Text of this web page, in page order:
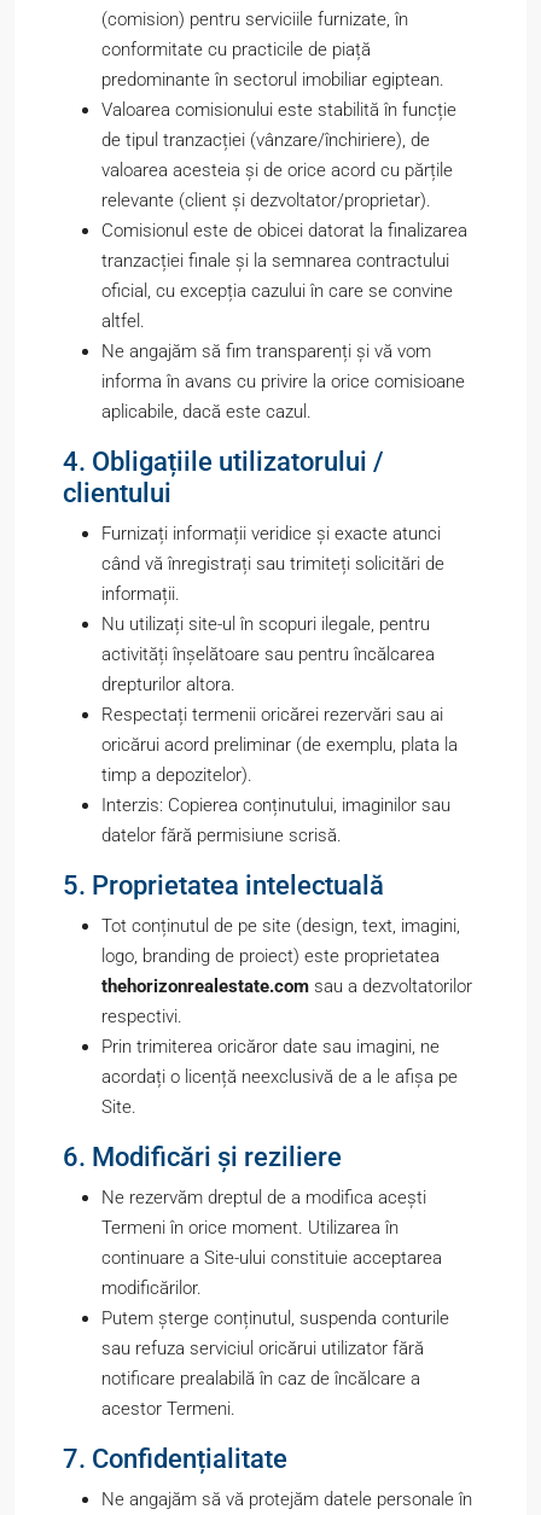
(comision) pentru serviciile furnizate, în
conformitate cu practicile de piață
predominante în sectorul imobiliar egiptean.
Valoarea comisionului este stabilită în funcție
de tipul tranzacției (vânzare/închiriere), de
valoarea acesteia și de orice acord cu părțile
relevante (client și dezvoltator/proprietar).
Comisionul este de obicei datorat la finalizarea
tranzacției finale și la semnarea contractului
oficial, cu excepția cazului în care se convine
altfel.
Ne angajăm să fim transparenți și vă vom
informa în avans cu privire la orice comisioane
aplicabile, dacă este cazul.
4. Obligațiile utilizatorului /
clientului
Furnizați informații veridice și exacte atunci
când vă înregistrați sau trimiteți solicitări de
informații.
Nu utilizați site-ul în scopuri ilegale, pentru
activități înșelătoare sau pentru încălcarea
drepturilor altora.
Respectați termenii oricărei rezervări sau ai
oricărui acord preliminar (de exemplu, plata la
timp a depozitelor).
Interzis: Copierea conținutului, imaginilor sau
datelor fără permisiune scrisă.
5. Proprietatea intelectuală
Tot conținutul de pe site (design, text, imagini,
logo, branding de proiect) este proprietatea
thehorizonrealestate.com sau a dezvoltatorilor
respectivi.
Prin trimiterea oricăror date sau imagini, ne
acordați o licență neexclusivă de a le afișa pe
Site.
6. Modificări și reziliere
Ne rezervăm dreptul de a modifica acești
Termeni în orice moment. Utilizarea în
continuare a Site-ului constituie acceptarea
modificărilor.
Putem șterge conținutul, suspenda conturile
sau refuza serviciul oricărui utilizator fără
notificare prealabilă în caz de încălcare a
acestor Termeni.
7. Confidențialitate
Ne angajăm să vă protejăm datele personale în